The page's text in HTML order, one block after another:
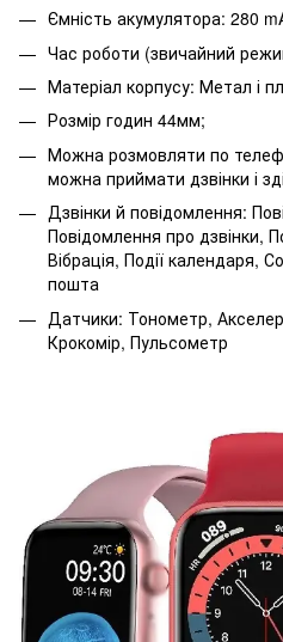
Ємність акумулятора: 280
Час роботи (звичайний
Матеріал корпусу: Метал і
Розмір годин 44мм;
Можна розмовляти по
можна приймати дзвінки і
Дзвінки й повідомлення:
Повідомлення про дзвінки,
Вібрація, Події календаря,
пошта
Датчики: Тонометр,
Крокомір, Пульсометр